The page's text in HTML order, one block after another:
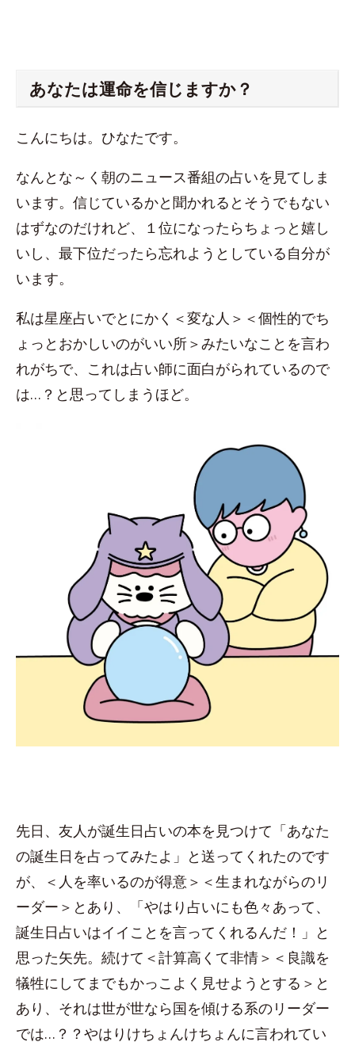
あなたは運命を信じますか？
こんにちは。ひなたです。
なんとな～く朝のニュース番組の占いを見てしま
います。信じているかと聞かれるとそうでもない
はずなのだけれど、１位になったらちょっと嬉し
いし、最下位だったら忘れようとしている自分が
います。
私は星座占いでとにかく＜変な人＞＜個性的でち
ょっとおかしいのがいい所＞みたいなことを言わ
れがちで、これは占い師に面白がられているので
は…？と思ってしまうほど。
先日、友人が誕生日占いの本を見つけて「あなた
の誕生日を占ってみたよ」と送ってくれたのです
が、＜人を率いるのが得意＞＜生まれながらのリ
ーダー＞とあり、「やはり占いにも色々あって、
誕生日占いはイイことを言ってくれるんだ！」と
思った矢先。続けて＜計算高くて非情＞＜良識を
犠牲にしてまでもかっこよく見せようとする＞と
あり、それは世が世なら国を傾ける系のリーダー
では…？？やはりけちょんけちょんに言われてい